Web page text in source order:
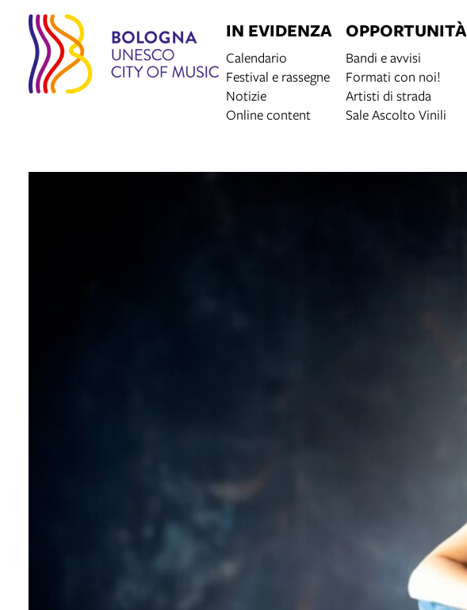
IN EVIDENZA
Calendario
Festival e rassegne
Notizie
Online content
OPPORTUNITÀ
Bandi e avvisi
Formati con noi!
Artisti di strada
Sale Ascolto Vinili